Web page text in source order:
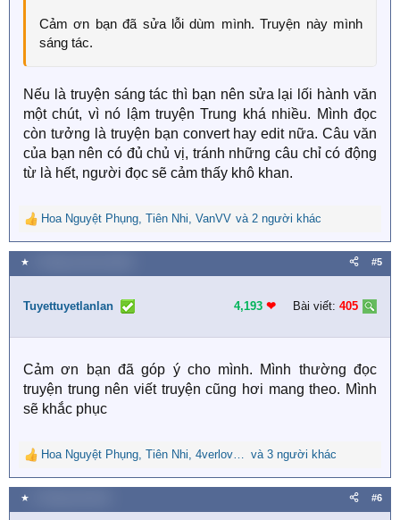
Cảm ơn bạn đã sửa lỗi dùm mình. Truyện này mình
sáng tác.
Nếu là truyện sáng tác thì bạn nên sửa lại lối hành văn
một chút, vì nó lậm truyện Trung khá nhiều. Mình đọc
còn tưởng là truyện bạn convert hay edit nữa. Câu văn
của bạn nên có đủ chủ vị, tránh những câu chỉ có động
từ là hết, người đọc sẽ cảm thấy khô khan.
R
e
a
c
i
n
:
Hoa Nguyệt Phụng, Tiên Nhi, VanVV và 2 người khác
★ #5
Tuyettuyetlanlan 4,193 ❤︎ Bài viết: 405
Cảm ơn bạn đã góp ý cho mình. Mình thường đọc
truyện trung nên viết truyện cũng hơi mang theo. Mình
sẽ khắc phục
R
e
a
c
Hoa Nguyệt Phụng, Tiên Nhi, 4verlove95 và 3 người khác
★ #6